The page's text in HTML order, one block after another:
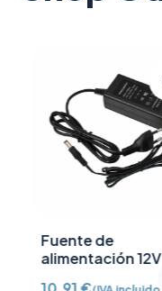
Fuente de
alimentación 12V